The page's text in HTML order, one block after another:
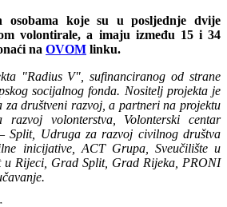
osobama koje su u posljednje dvije
volontirale, a imaju između 15 i 34
na OVOM linku.
"Radius V", sufinanciranog od strane
socijalnog fonda. Nositelj projekta je
društveni razvoj, a partneri na projektu
volonterstva, Volonterski centar
Split, Udruga za razvoj civilnog društva
inicijative, ACT Grupa, Sveučilište u
u Rijeci, Grad Split, Grad Rijeka, PRONI